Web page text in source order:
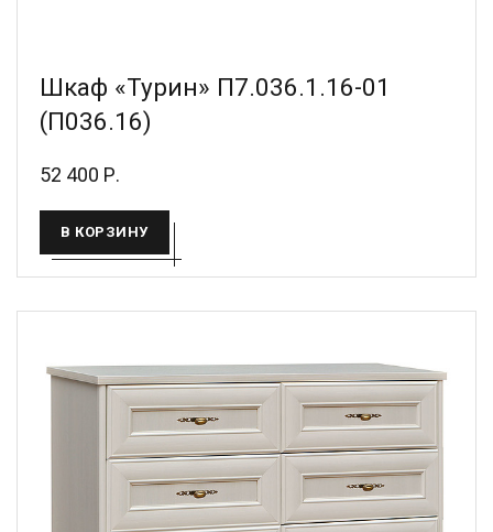
Шкаф «Турин» П7.036.1.16-01
(П036.16)
52 400 Р.
В КОРЗИНУ